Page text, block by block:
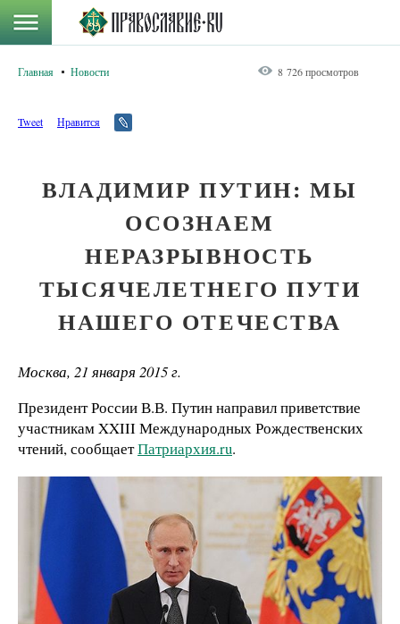
Главная Новости 8 726 просмотров
Tweet Нравится
ВЛАДИМИР ПУТИН: МЫ
ОСОЗНАЕМ
НЕРАЗРЫВНОСТЬ
ТЫСЯЧЕЛЕТНЕГО ПУТИ
НАШЕГО ОТЕЧЕСТВА
Москва, 21 января 2015 г.
Президент России В.В. Путин направил приветствие
участникам XXIII Международных Рождественских
чтений, сообщаетПатриархия.ru.